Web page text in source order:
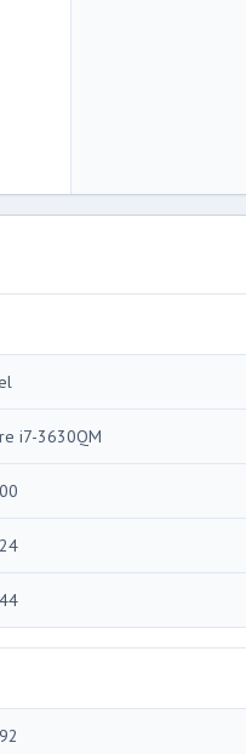
i7-3630QM